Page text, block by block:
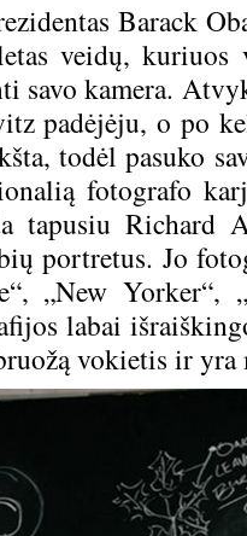
Barack
veidų, kuriuos
savo kamera.
padėjėju, o po
todėl pasuko
fotografo
tapusiu Richard
portretus. Jo
„New
labai
vokietis ir yra